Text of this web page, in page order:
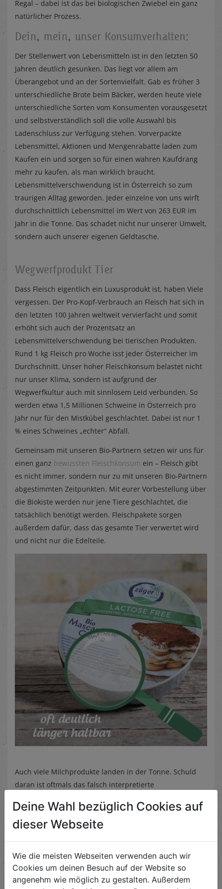
Regal – dabei ist das bei biologischen Zwiebel ein ganz
natürlicher Prozess.
Dein, mein, unser Konsumverhalten:
Der Stellenwert von Lebensmitteln ist in den letzten 50
Jahren deutlich gesunken. Das liegt vor allem am
Überangebot und an der Sortenvielfalt. Gab es früher 3
unterschiedliche Brote beim Bäcker, werden heute viele
unterschiedliche Sorten vom Konsumenten vorausgesetzt
und selbstverständlich soll die volle Auswahl bis
Ladenschluss zur Verfügung stehen. Vorverpackte
Lebensmittel, Aktionen und Mengenrabatte laden zum
Kaufen ein und sorgen so für einen wahren Kaufdrang
mehr zu kaufen, als man wirklich braucht.
Lebensmittelverschwendung ist in Österreich so zum
traurigen Alltag geworden. Jeder einzelne von uns wirft
durchschnittlich Lebensmittel im Wert von 263 EUR im
Jahr in die Tonne. Das schadet nicht nur unserer Umwelt,
sondern auch unserer eigenen Geldtasche.
Wegwerfprodukt Tier
Dass Fleisch eigentlich ein Luxusprodukt ist, haben Viele
vergessen. Der Pro-Kopf-Verbrauch an Fleisch hat sich in
den letzten 100 Jahren weltweit vervierfacht und somit
erhöht sich auch der Prozentsatz an
Lebensmittelverschwendung bei tierischen Produkten.
Rund 1 kg Fleisch pro Woche isst jeder Österreicher im
Durchschnitt. Unser hoher Fleischkonsum belastet nicht
nur unser Klima, sondern ist aufgrund der
Wegwerfkultur auch mit sinnlosem Leid verbunden. So
werden etwa 1,5 Millionen Schweine in Österreich pro
Jahr nur für den Mistkübel geschlachtet. Dabei ist nur 1
% eines Schweines „echter“ Abfall.
Gemeinsam mit unseren Bio-Partnern setzen wir uns für
einen ganz bewussten Fleischkonsum ein – Fleisch gibt
es nicht immer, sondern nur zu mit unseren Bio-Partnern
abgestimmten Zeitpunkten. Mit eurer Vorbestellung über
die Biokiste werden nur jene Tiere geschlachtet, die
tatsächlich benötigt werden. Fleischpakete sorgen
außerdem dafür, dass das gesamte Tier verwertet wird
und nicht nur die Edelteile.
Auch viele Milchprodukte landen in der Tonne. Schuld
daran ist oftmals das falsch interpretierte
Mindesthaltbarkeitsdatum nicht immer etwas mit der
tatsächlichen Haltbarkeit zu tun hat, liest du in unserem
Wir am Biohof haben ein Herz für
Lebensmitteln
Deine Wahl bezüglich Cookies auf
dieser Webseite
Wie die meisten Webseiten verwenden auch wir
Cookies um deinen Besuch auf der Website so
angenehm wie möglich zu gestalten. Außerdem